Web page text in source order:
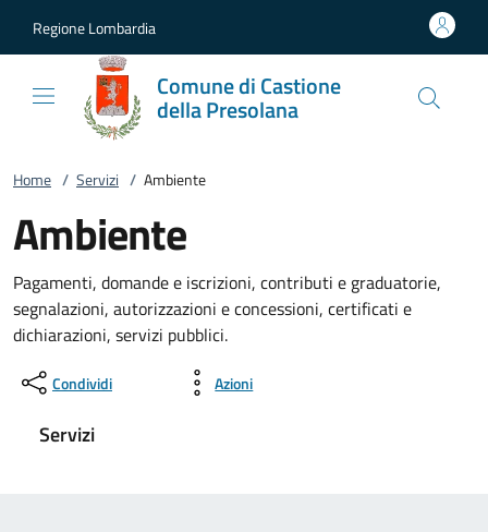
Regione Lombardia
Comune di Castione
della Presolana
Home / Servizi / Ambiente
Ambiente
Pagamenti, domande e iscrizioni, contributi e graduatorie,
segnalazioni, autorizzazioni e concessioni, certificati e
dichiarazioni, servizi pubblici.
Condividi Azioni
Servizi